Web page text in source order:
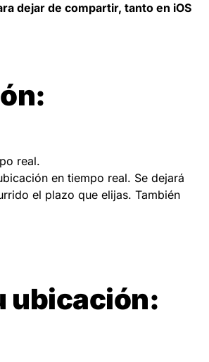
dejar de compartir, tanto en iOS
real.
en tiempo real. Se dejará
el plazo que elijas. También
ubicación: